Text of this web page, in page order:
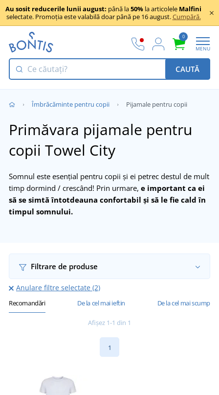
Au sosit reducerile lunii august: până la50% la articolele Malfini
selectate. Promoția este valabilă doar până pe 16 august.Cumpără.
0
MENU
CAUTĂ
Îmbrăcăminte pentru copii Pijamale pentru copii
Primăvara pijamale pentru
copii Towel City
Somnul este esențial pentru copii și ei petrec destul de mult
timp dormind / crescând! Prin urmare, e important ca ei
să se simtă întotdeauna confortabil și să le fie cald în
timpul somnului.
Filtrare de produse
Anulare filtre selectate (2)
Recomandări De la cel mai ieftin De la cel mai scump
Afișez 1-1 din 1
1